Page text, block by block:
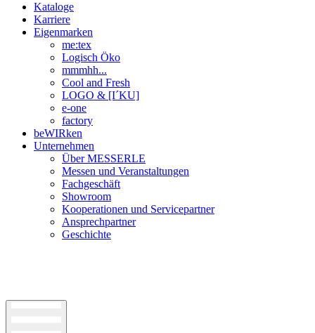
Kataloge
Karriere
Eigenmarken
me:tex
Logisch Öko
mmmhh...
Cool and Fresh
LOGO & [I´KU]
e-one
factory
beWIRken
Unternehmen
Über MESSERLE
Messen und Veranstaltungen
Fachgeschäft
Showroom
Kooperationen und Servicepartner
Ansprechpartner
Geschichte